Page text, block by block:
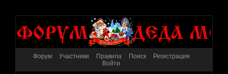
Форум Участники Правила Поиск
Регистрация
Войти